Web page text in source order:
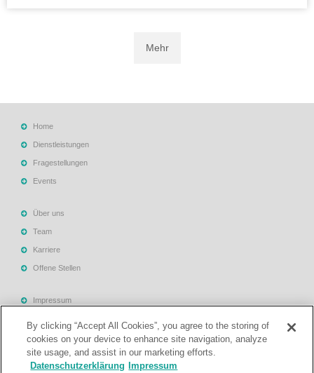
Mehr
Home
Dienstleistungen
Fragestellungen
Events
Über uns
Team
Karriere
Offene Stellen
Impressum
Datenschutzerklärung
Rechtliche Hinweise
By clicking “Accept All Cookies”, you agree to the storing of
cookies on your device to enhance site navigation, analyze
site usage, and assist in our marketing efforts.
Datenschutzerklärung
Impressum